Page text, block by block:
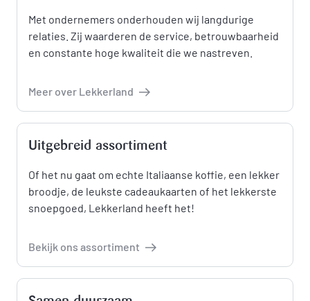
Met ondernemers onderhouden wij langdurige
relaties. Zij waarderen de service, betrouwbaarheid
en constante hoge kwaliteit die we nastreven.
Meer over Lekkerland
Uitgebreid assortiment
Of het nu gaat om echte Italiaanse koffie, een lekker
broodje, de leukste cadeaukaarten of het lekkerste
snoepgoed, Lekkerland heeft het!
Bekijk ons assortiment